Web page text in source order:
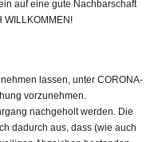
auf eine gute Nachbarschaft
WILLKOMMEN!
lassen, unter CORONA-
vorzunehmen.
nachgeholt werden. Die
dadurch aus, dass (wie auch